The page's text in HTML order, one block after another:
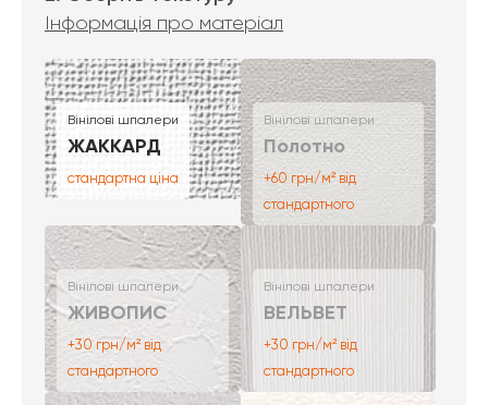
Інформація про матеріал
Вінілові шпалери
ЖАККАРД
стандартна ціна
Вінілові шпалери
Полотно
+60 грн/м² від
стандартного
Вінілові шпалери
ЖИВОПИС
+30 грн/м² від
стандартного
Вінілові шпалери
ВЕЛЬВЕТ
+30 грн/м² від
стандартного